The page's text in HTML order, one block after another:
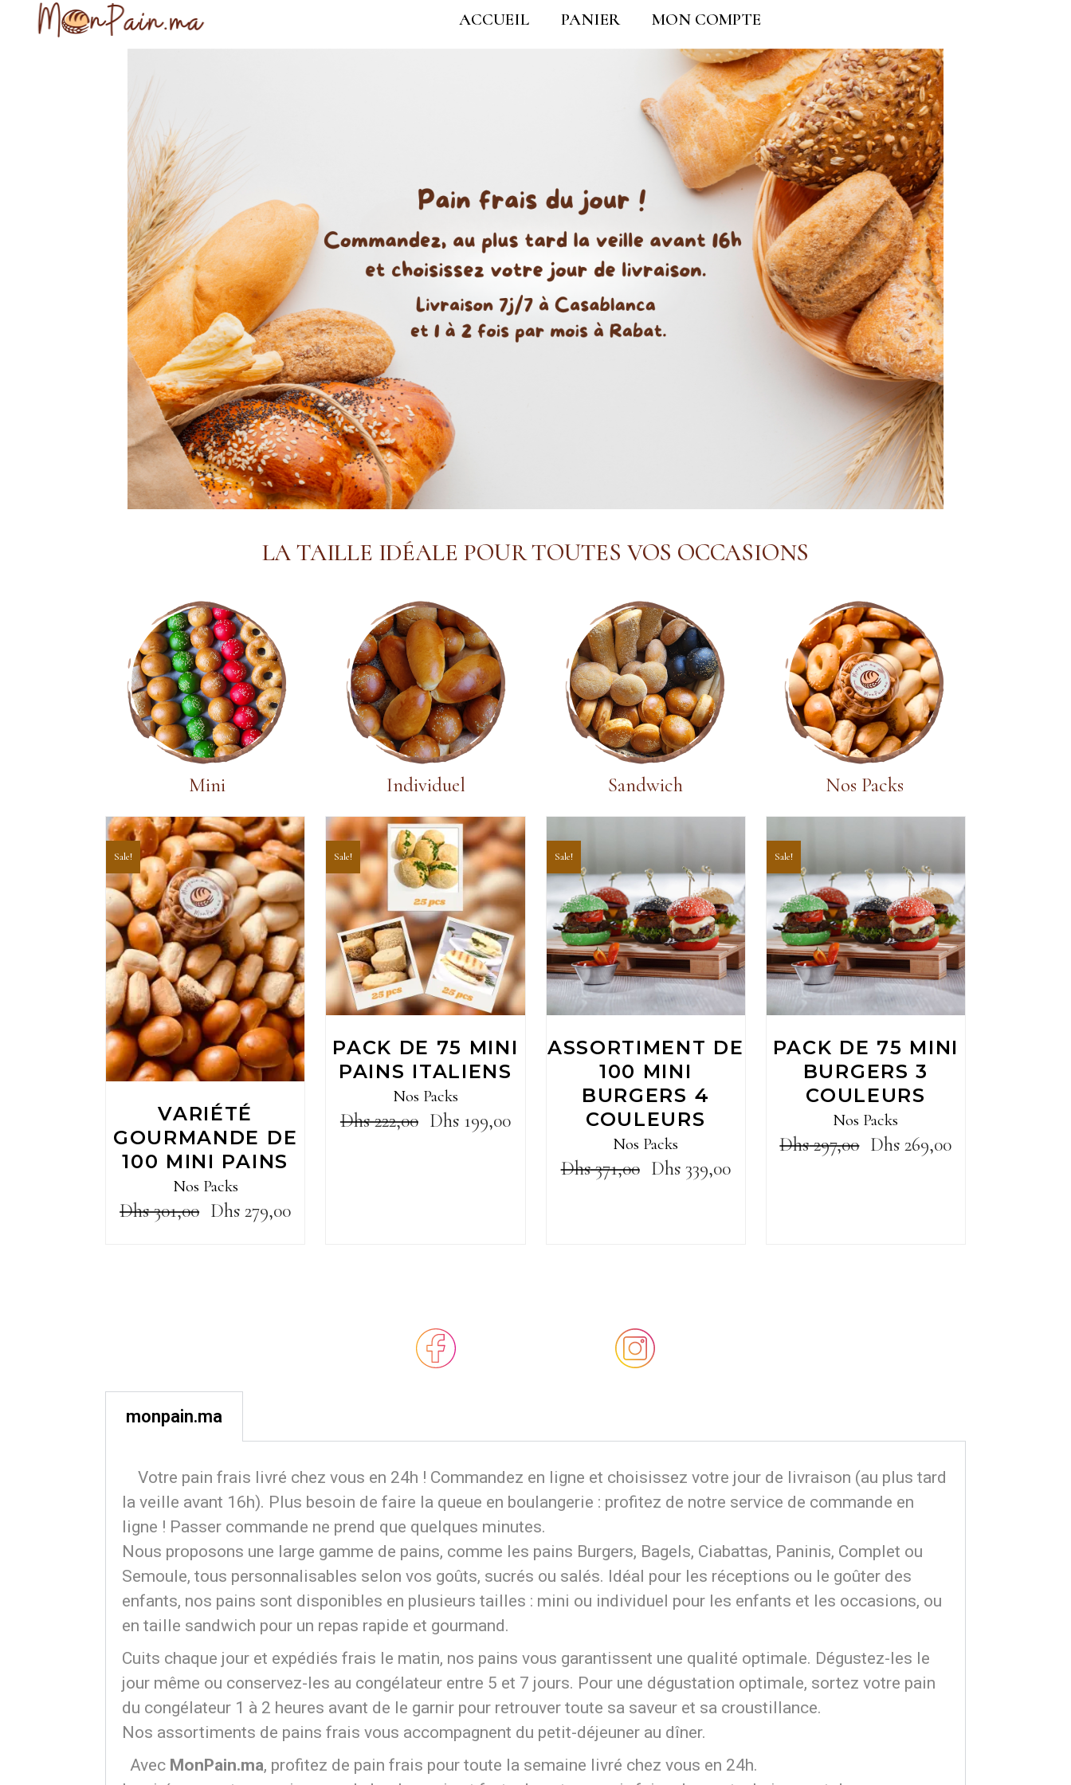
ACCUEIL PANIER MON COMPTE
LA TAILLE IDÉALE POUR TOUTES VOS OCCASIONS
Mini Individuel Sandwich Nos Packs
Sale!
Add To Cart
VARIÉTÉ
GOURMANDE DE
100 MINI PAINS
Nos Packs
Dhs301,00 Dhs 279,00
Sale!
Add To Cart
PACK DE 75 MINI
PAINS ITALIENS
Nos Packs
Dhs222,00 Dhs199,00
Sale!
Add To Cart
ASSORTIMENT DE
100 MINI
BURGERS 4
COULEURS
Nos Packs
Dhs371,00 Dhs339,00
Sale!
Add To Cart
PACK DE 75 MINI
BURGERS 3
COULEURS
Nos Packs
Dhs297,00 Dhs 269,00
monpain.ma
Votre pain frais livré chez vous en 24h ! Commandez en ligne et choisissez votre jour de livraison (au plus tard
la veille avant 16h). Plus besoin de faire la queue en boulangerie : profitez de notre service de commande en
ligne ! Passer commande ne prend que quelques minutes.
Nous proposons une large gamme de pains, comme les pains Burgers, Bagels, Ciabattas, Paninis, Complet ou
Semoule, tous personnalisables selon vos goûts, sucrés ou salés. Idéal pour les réceptions ou le goûter des
enfants, nos pains sont disponibles en plusieurs tailles : mini ou individuel pour les enfants et les occasions, ou
en taille sandwich pour un repas rapide et gourmand.
Cuits chaque jour et expédiés frais le matin, nos pains vous garantissent une qualité optimale. Dégustez-les le
jour même ou conservez-les au congélateur entre 5 et 7 jours. Pour une dégustation optimale, sortez votre pain
du congélateur 1 à 2 heures avant de le garnir pour retrouver toute sa saveur et sa croustillance.
Nos assortiments de pains frais vous accompagnent du petit-déjeuner au dîner.
Avec MonPain.ma, profitez de pain frais pour toute la semaine livré chez vous en 24h.